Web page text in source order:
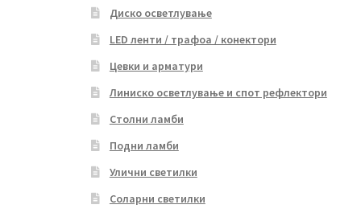
Диско осветлување
LED ленти / трафоа / конектори
Цевки и арматури
Линиско осветлување и спот рефлектори
Столни ламби
Подни ламби
Улични светилки
Соларни светилки